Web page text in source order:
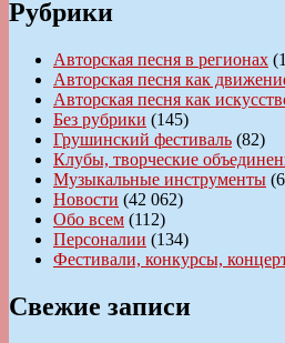
Рубрики
Авторская песня в регионах
Авторская песня как
Авторская песня как
Без рубрики (145)
Грушинский фестиваль (82)
Клубы, творческие
Музыкальные инструменты
Новости (42 062)
Обо всем (112)
Персоналии (134)
Фестивали, конкурсы,
Свежие записи